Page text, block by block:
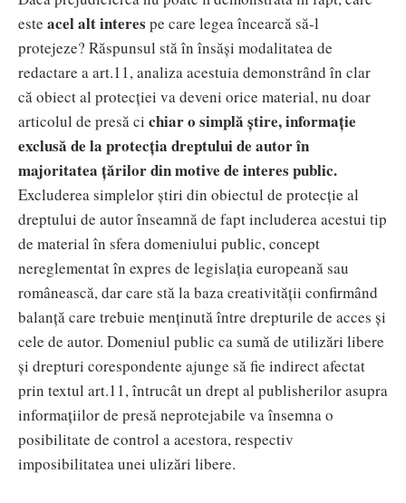
este acel alt interes pe care legea încearcă să-l
protejeze? Răspunsul stă în însăși modalitatea de
redactare a art.11, analiza acestuia demonstrând în clar
că obiect al protecției va deveni orice material, nu doar
articolul de presă ci chiar o simplă știre, informație
exclusă de la protecția dreptului de autor în
majoritatea țărilor din motive de interes public.
Excluderea simplelor știri din obiectul de protecție al
dreptului de autor înseamnă de fapt includerea acestui tip
de material în sfera domeniului public, concept
nereglementat în expres de legislația europeană sau
românească, dar care stă la baza creativității confirmând
balanță care trebuie menținută între drepturile de acces și
cele de autor. Domeniul public ca sumă de utilizări libere
și drepturi corespondente ajunge să fie indirect afectat
prin textul art.11, întrucât un drept al publisherilor asupra
informațiilor de presă neprotejabile va însemna o
posibilitate de control a acestora, respectiv
imposibilitatea unei ulizări libere.